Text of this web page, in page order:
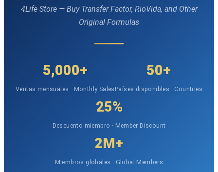
4Life Store — Buy Transfer Factor, RioVida, and Other
Original Formulas
5,000+
Ventas mensuales · Monthly Sales
50+
Países disponibles · Countries
25%
Descuento miembro · Member Discount
2M+
Miembros globales · Global Members